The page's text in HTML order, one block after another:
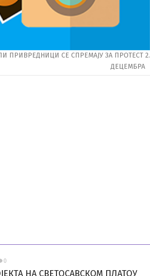
ПРИВРЕДНИЦИ СЕ СПРЕМАЈУ ЗА ПРОТЕСТ 2.
ДЕЦЕМБРА
0
НА СВЕТОСАВСКОМ ПЛАТОУ